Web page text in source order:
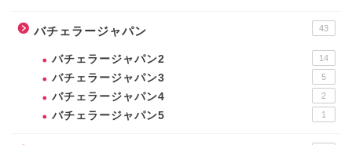
バチェラージャパン 43
バチェラージャパン2 14
バチェラージャパン3 5
バチェラージャパン4 2
バチェラージャパン5 1